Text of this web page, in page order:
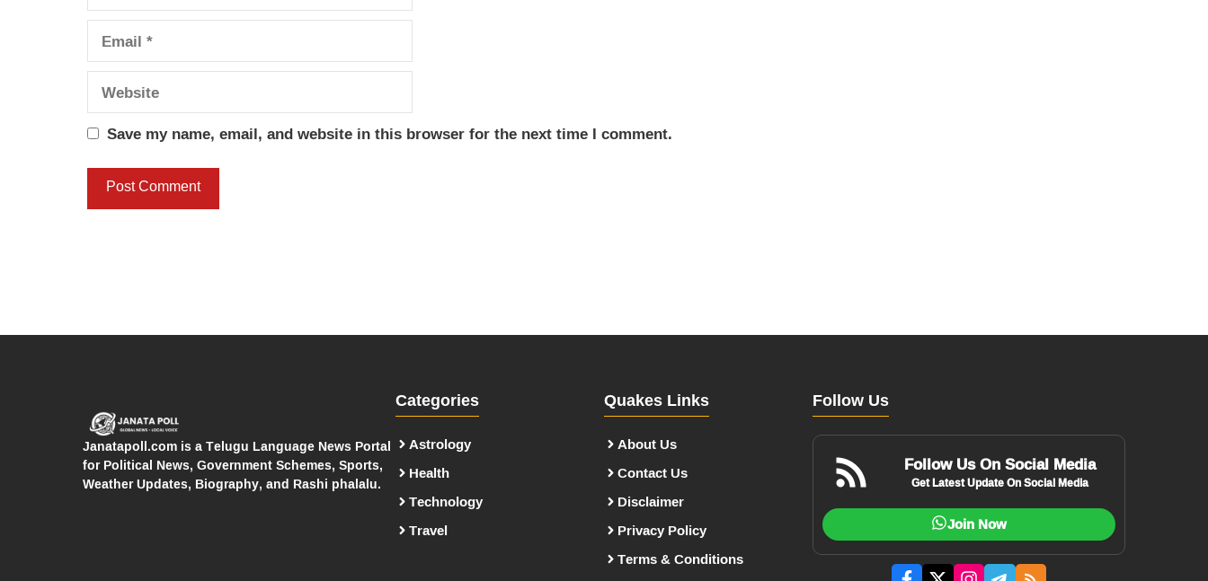
Email
Website
Save my name, email, and website in this browser for the next time I comment.
Janatapoll.com is a Telugu Language News Portal
for Political News, Government Schemes, Sports,
Weather Updates, Biography, and Rashi phalalu.
Categories
Astrology
Health
Technology
Travel
Quakes Links
About Us
Contact Us
Disclaimer
Privacy Policy
Terms & Conditions
Follow Us
Follow Us On Social Media
Get Latest Update On Social Media
Join Now